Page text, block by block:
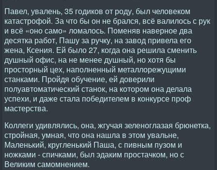
Павел, увалень, 35 годиков от роду, был человеком
катастрофой. За что бы он не брался, всё валилось с рук
и всё «оно само» ломалось. Поменяв наверное два
десятка работ, Пашу за ручку, на завод привела его
жена, Ксения. Ей было 27, когда она решила сменить
душный офис, на не менее душный, но хотя бы
просторный цех, наполненный металлорежущими
станками. Пройдя обучение, ей доверили
полуавтоматический станок, на котором она делала
успехи, и даже стала победителем в конкурсе проф
мастерства.
Коллеги удивлялись, она, жгучая зеленоглазая брюнетка,
стройная, умная, что она нашла в этом увальне,
Маленький, кругленький Паша, с пивным пузом и
ножками - спичками, был эдаким простачком, но с
Великим самомнением.